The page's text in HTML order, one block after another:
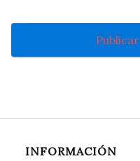
INFORMACIÓN